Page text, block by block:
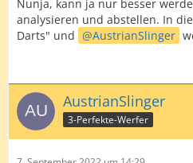
Nunja, kann ja nur besser
analysieren und abstellen. In
Darts" und
AustrianSlinger
AustrianSlinger
3-Perfekte-Werfer